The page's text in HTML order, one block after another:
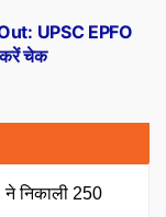
UPSC EPFO
करें चेक
निकाली 250